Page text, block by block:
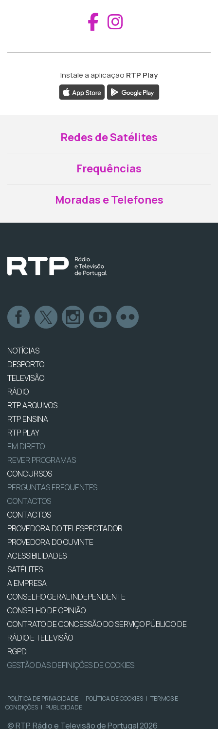
Aceder ao
Instale a aplicação RTP Play
Redes de Satélites
Frequências
Moradas e Telefones
NOTÍCIAS
DESPORTO
TELEVISÃO
RÁDIO
RTP ARQUIVOS
RTP ENSINA
RTP PLAY
EM DIRETO
REVER PROGRAMAS
CONCURSOS
PERGUNTAS FREQUENTES
CONTACTOS
CONTACTOS
PROVEDORA DO TELESPECTADOR
PROVEDORA DO OUVINTE
ACESSIBILIDADES
SATÉLITES
A EMPRESA
CONSELHO GERAL INDEPENDENTE
CONSELHO DE OPINIÃO
CONTRATO DE CONCESSÃO DO SERVIÇO PÚBLICO DE
RÁDIO E TELEVISÃO
RGPD
GESTÃO DAS DEFINIÇÕES DE COOKIES
POLÍTICA DE PRIVACIDADE | POLÍTICA DE COOKIES | TERMOS E
CONDIÇÕES | PUBLICIDADE
© RTP, Rádio e Televisão de Portugal 2026